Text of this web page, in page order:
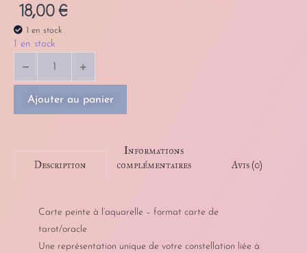
18,00 €
1 en stock
1 en stock
Ajouter au panier
Description
Informations
complémentaires
Avis (0)
Carte peinte à l’aquarelle – format carte de
tarot/oracle
Une représentation unique de votre constellation liée à